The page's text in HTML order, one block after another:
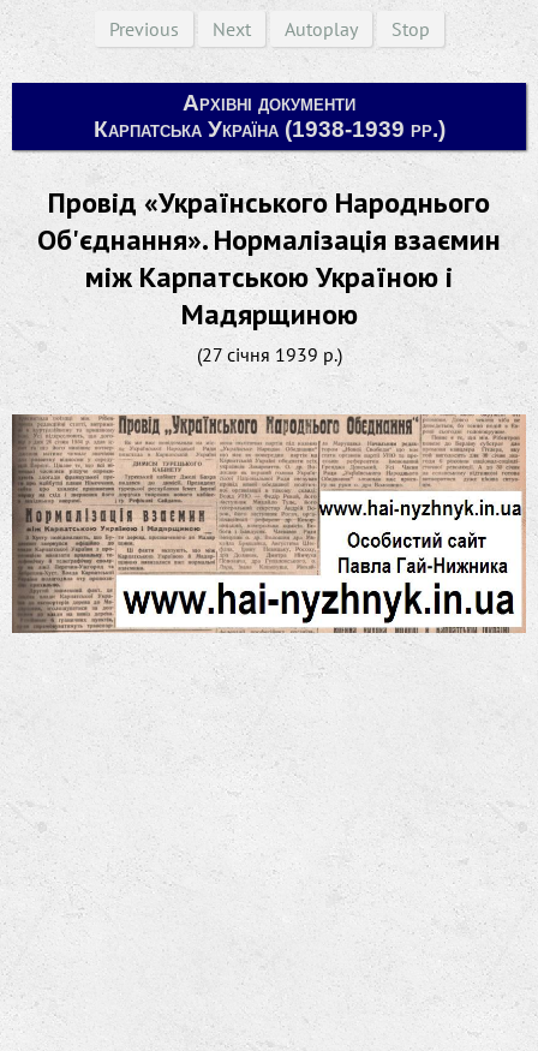
Previous Next Autoplay Stop
Архівні документи
Карпатська Україна (1938-1939 рр.)
Провід «Українського Народнього
Об'єднання». Нормалізація взаємин
між Карпатською Україною і
Мадярщиною
(27 січня 1939 р.)